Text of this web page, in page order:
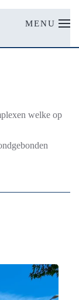
MENU
welke op